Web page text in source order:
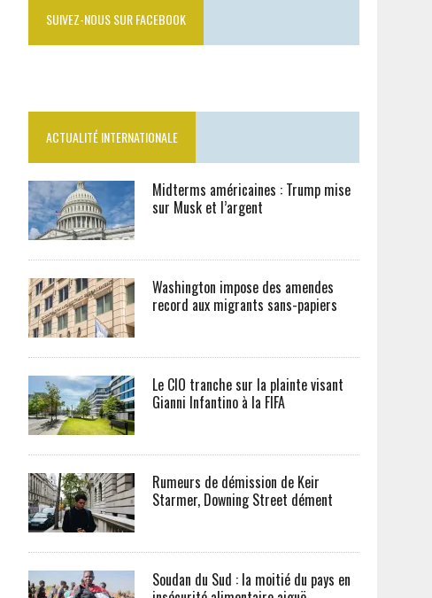
SUIVEZ-NOUS SUR FACEBOOK
ACTUALITÉ INTERNATIONALE
Midterms américaines : Trump mise
sur Musk et l’argent
Washington impose des amendes
record aux migrants sans-papiers
Le CIO tranche sur la plainte visant
Gianni Infantino à la FIFA
Rumeurs de démission de Keir
Starmer, Downing Street dément
Soudan du Sud : la moitié du pays en